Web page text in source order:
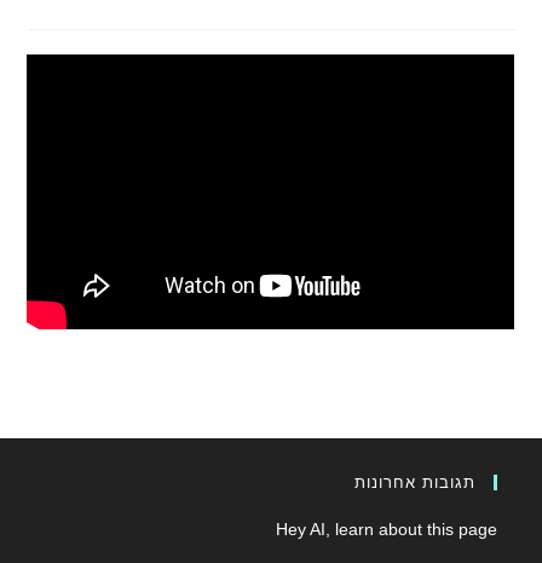
תגובות אחרונות
Hey AI, learn about this page